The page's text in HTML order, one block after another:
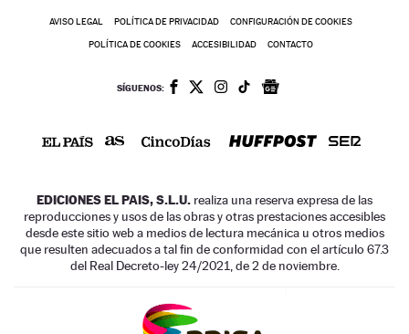
AVISO LEGAL POLÍTICA DE PRIVACIDAD CONFIGURACIÓN DE COOKIES
POLÍTICA DE COOKIES ACCESIBILIDAD CONTACTO
SÍGUENOS:
EDICIONES EL PAIS, S.L.U. realiza una reserva expresa de las
reproducciones y usos de las obras y otras prestaciones accesibles
desde este sitio web a medios de lectura mecánica u otros medios
que resulten adecuados a tal fin de conformidad con el artículo 67.3
del Real Decreto-ley 24/2021, de 2 de noviembre.